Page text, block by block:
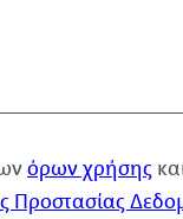
όρων χρήσης
Προστασίας